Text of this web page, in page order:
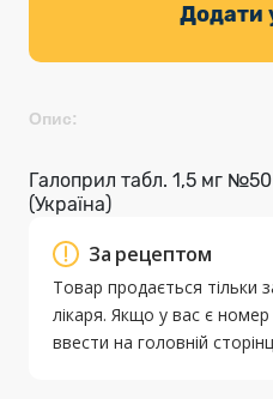
Додати
Опис:
Галоприл табл. 1,5 мг
(Україна)
За рецептом
Товар продається тільки
лікаря. Якщо у вас є
ввести на головній